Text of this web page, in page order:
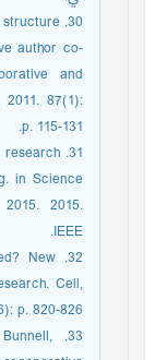
structure
author co-
and
2011. 87(1):
p. 115-131.
research
in Science
2015.
IEEE.
New
Cell,
p. 820-826.